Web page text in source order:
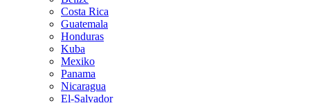
Costa Rica
Guatemala
Honduras
Kuba
Mexiko
Panama
Nicaragua
El-Salvador